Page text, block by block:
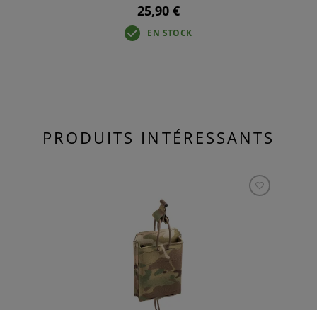
25,90 €
EN STOCK
PRODUITS INTÉRESSANTS